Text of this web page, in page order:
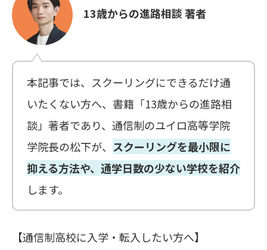
13歳からの進路相談 著者
本記事では、スクーリングにできるだけ通
いたくない方へ、書籍「13歳からの進路相
談」著者であり、通信制のユイロ高等学院
学院長の松下が、 スクーリングを最小限に
抑える方法や、通学日数の少ない学校を紹介
します。
【通信制高校に入学・転入したい方へ】